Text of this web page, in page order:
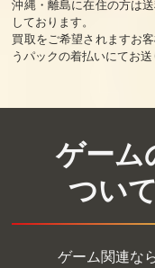
沖縄・離島に在住の方は
しております。
買取をご希望されますお
うパックの着払いにてお
ゲーム
つい
ゲーム関連な